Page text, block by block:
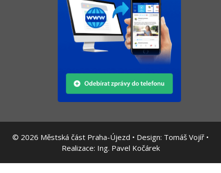
© 2026 Městská část Praha-Újezd • Design: Tomáš Vojíř •
Realizace: Ing. Pavel Kočárek